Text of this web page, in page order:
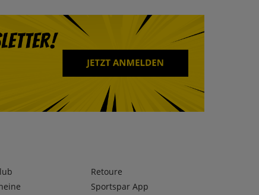
Retoure
Sportspar App